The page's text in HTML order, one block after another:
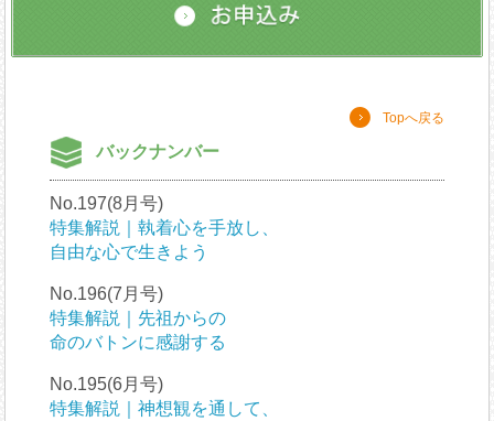
Topへ戻る
バックナンバー
No.197(8月号)
特集解説｜執着心を手放し、
自由な心で生きよう
No.196(7月号)
特集解説｜先祖からの
命のバトンに感謝する
No.195(6月号)
特集解説｜神想観を通して、